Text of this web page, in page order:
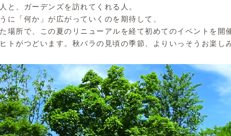
と、ガーデンズを訪れてくれる人。
に「何か」が広がっていくのを期待して、
場所で、この夏のリニューアルを経て初めてのイベントを開
トがつどいます。秋バラの見頃の季節、よりいっそうお楽し